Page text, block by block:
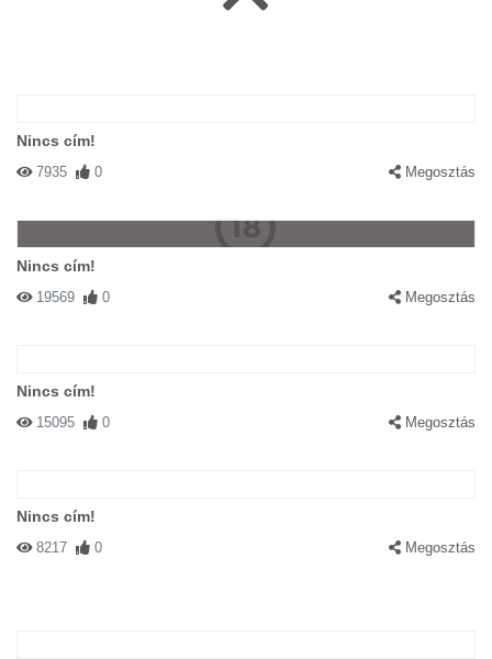
Nincs cím!
7935 0 Megosztás
Nincs cím!
19569 0 Megosztás
Nincs cím!
15095 0 Megosztás
Nincs cím!
8217 0 Megosztás